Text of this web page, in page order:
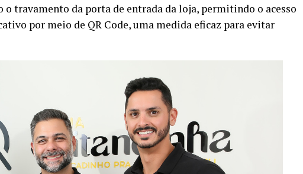
o travamento da porta de entrada da loja, permitindo o acesso
por meio de QR Code, uma medida eficaz para evitar